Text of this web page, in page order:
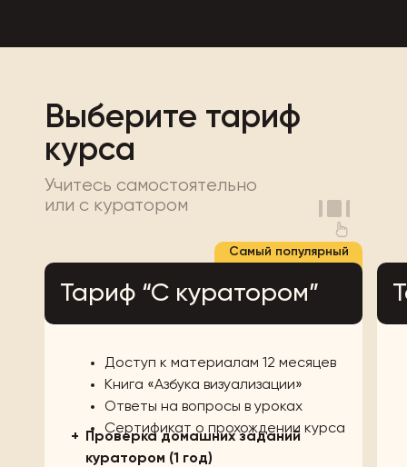
Учитесь самостоятельно
или с куратором
Выберите тариф
курса
Самый популярный
Проверка домашних заданий
куратором (1 год)
Доступ к материалам 12 месяцев
Книга «Азбука визуализации»
Ответы на вопросы в уроках
Сертификат о прохождении курса
Тариф “С куратором”
+